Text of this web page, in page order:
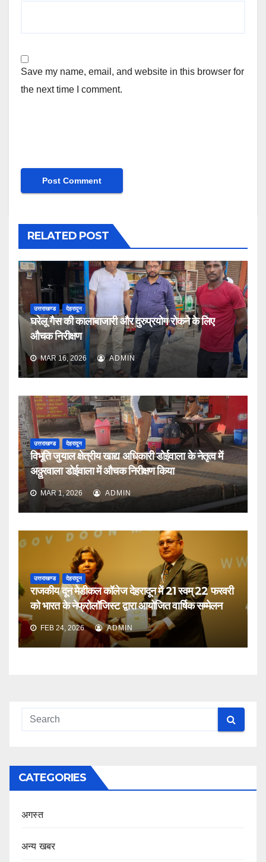
Save my name, email, and website in this browser for
the next time I comment.
RELATED POST
उत्तराखण्ड देहरादून
घरेलू गैस की कालाबाजारी और दुरुप्रयोग रोकने के लिए
औचक निरीक्षण
MAR 16, 2026 ADMIN
उत्तराखण्ड देहरादून
विभूति जुयाल क्षेत्रीय खाद्य अधिकारी डोईवाला के नेतृत्व में
अठ्ठुरवाला डोईवाला में औचक निरीक्षण किया
MAR 1, 2026 ADMIN
उत्तराखण्ड देहरादून
राजकीय दून मेडीकल कॉलेज देहरादून में 21 स्वम् 22 फरवरी
को भारत के नेफ्रोलॉजिस्ट द्वारा आयोजित वार्षिक सम्मेलन
FEB 24, 2026 ADMIN
CATEGORIES
अगस्त
अन्य खबर